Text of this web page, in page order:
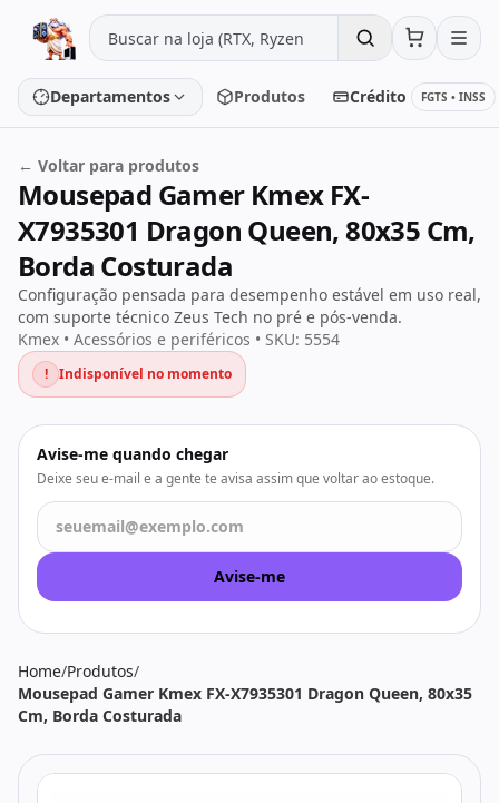
Pular para o conteúdo
Departamentos
Placa de vídeo Processador
Placa-mãe
SSD/HD Periféricos
PC Gamer
Monitores
Todos os produtos Seleções
Crédito Atendimento
Produtos Crédito FGTS • INSS
← Voltar para produtos
Mousepad Gamer Kmex FX-
X7935301 Dragon Queen, 80x35 Cm,
Borda Costurada
Configuração pensada para desempenho estável em uso real,
com suporte técnico Zeus Tech no pré e pós-venda.
Kmex • Acessórios e periféricos • SKU: 5554
! Indisponível no momento
Avise-me quando chegar
Deixe seu e-mail e a gente te avisa assim que voltar ao estoque.
Avise-me
Home/Produtos/
Mousepad Gamer Kmex FX-X7935301 Dragon Queen, 80x35
Cm, Borda Costurada